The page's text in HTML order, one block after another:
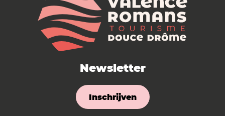
Newsletter
Inschrijven